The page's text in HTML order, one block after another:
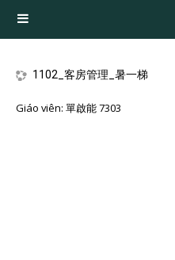
Bảng điều khiển cạnh
1102_客房管理_暑一梯
Giáo viên: 單啟能 7303